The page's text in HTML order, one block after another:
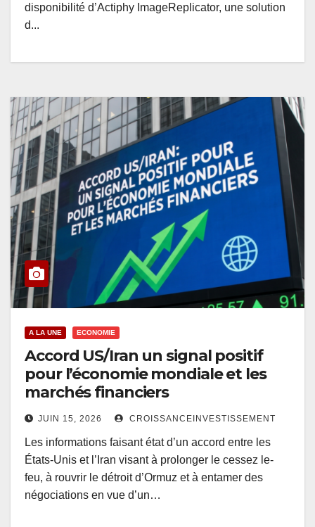
disponibilité d’Actiphy ImageReplicator, une solution
d...
A LA UNE ECONOMIE
Accord US/Iran un signal positif
pour l’économie mondiale et les
marchés financiers
JUIN 15, 2026 CROISSANCEINVESTISSEMENT
Les informations faisant état d’un accord entre les
États-Unis et l’Iran visant à prolonger le cessez le-
feu, à rouvrir le détroit d’Ormuz et à entamer des
négociations en vue d’un…